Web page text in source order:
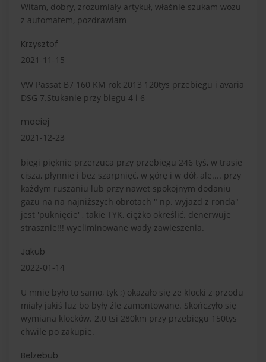
Witam, dobry, zrozumiały artykuł, właśnie szukam wozu
z automatem, pozdrawiam
Krzysztof
2021-11-15
VW Passat B7 160 KM rok 2013 120tys przebiegu i avaria
DSG 7.Stukanie przy biegu 4 i 6
maciej
2021-12-23
biegi pięknie przerzuca przy przebiegu 246 tyś, w trasie
cisza, płynnie i bez szarpnięć, w górę i w dół, ale.... przy
każdym ruszaniu lub przy nawet spokojnym dodaniu
gazu na na najniższych obrotach " np. wyjazd z ronda"
jest 'puknięcie' , takie TYK, ciężko określić. denerwuje
strasznie!!! wyeliminowane wady zawieszenia.
Jakub
2022-01-14
U mnie było to samo, tyk ;) okazało się ze klocki z przodu
miały jakiś luz bo były źle zamontowane. Skończyło się
wymiana klocków. 2.0 tsi 280km przy przebiegu 150tys
chwile po zakupie.
Belzebub